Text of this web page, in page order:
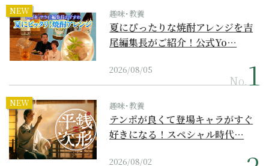
NEW 趣味･教養
夏にぴったりな焼酎アレンジを吉
尾編集長がご紹介！公式Yo…
2026/08/05
No.
NEW 趣味･教養
テンポが良くて登場キャラがすぐ
好きになる！スペシャル時代…
2026/08/02